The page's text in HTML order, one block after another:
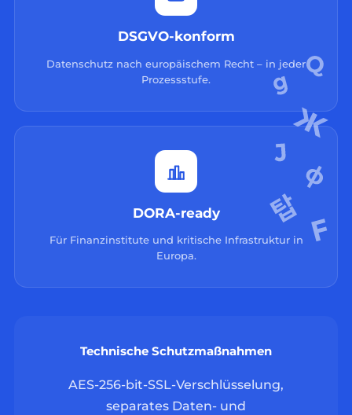
DSGVO-konform
Datenschutz nach europäischem Recht – in jeder
Prozessstufe.
DORA-ready
Für Finanzinstitute und kritische Infrastruktur in
Europa.
Technische Schutzmaßnahmen
AES-256-bit-SSL-Verschlüsselung,
separates Daten- und